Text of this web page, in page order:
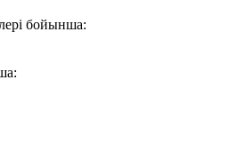
бойынша: